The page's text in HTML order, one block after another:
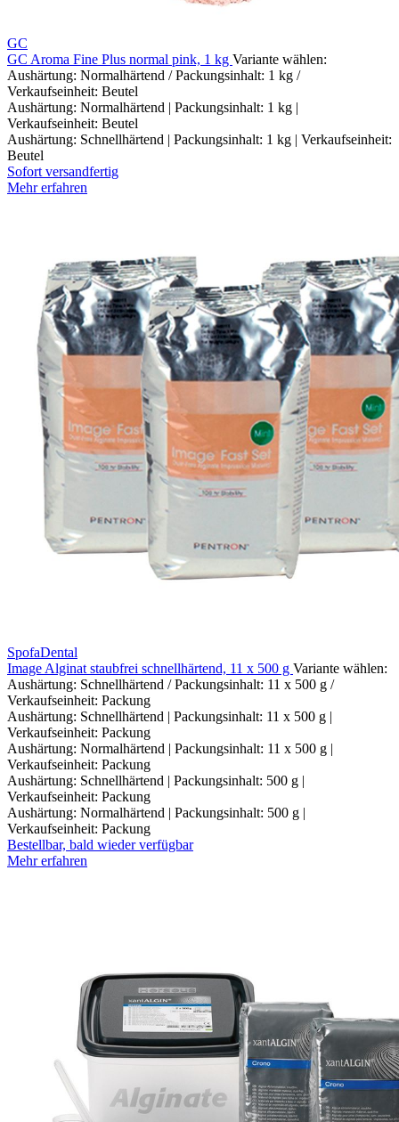
GC
GC Aroma Fine Plus normal pink, 1 kg Variante wählen:
Aushärtung: Normalhärtend / Packungsinhalt: 1 kg /
Verkaufseinheit: Beutel
Aushärtung: Normalhärtend | Packungsinhalt: 1 kg |
Verkaufseinheit: Beutel
Aushärtung: Schnellhärtend | Packungsinhalt: 1 kg | Verkaufseinheit:
Beutel
Sofort versandfertig
Mehr erfahren
SpofaDental
Image Alginat staubfrei schnellhärtend, 11 x 500 g Variante wählen:
Aushärtung: Schnellhärtend / Packungsinhalt: 11 x 500 g /
Verkaufseinheit: Packung
Aushärtung: Schnellhärtend | Packungsinhalt: 11 x 500 g |
Verkaufseinheit: Packung
Aushärtung: Normalhärtend | Packungsinhalt: 11 x 500 g |
Verkaufseinheit: Packung
Aushärtung: Schnellhärtend | Packungsinhalt: 500 g |
Verkaufseinheit: Packung
Aushärtung: Normalhärtend | Packungsinhalt: 500 g |
Verkaufseinheit: Packung
Bestellbar, bald wieder verfügbar
Mehr erfahren